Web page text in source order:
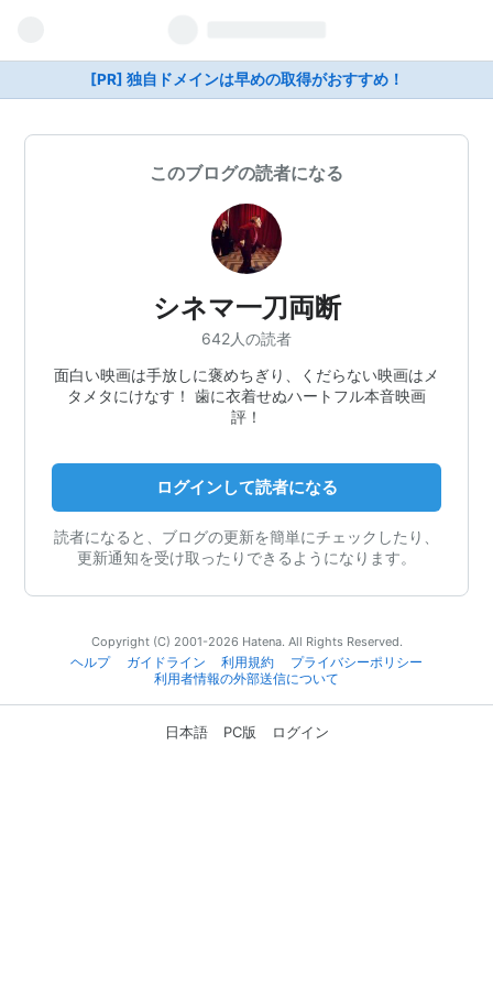
[PR] 独自ドメインは早めの取得がおすすめ！
このブログの読者になる
シネマ一刀両断
642人の読者
面白い映画は手放しに褒めちぎり、くだらない映画はメ
タメタにけなす！ 歯に衣着せぬハートフル本音映画
評！
ログインして読者になる
読者になると、ブログの更新を簡単にチェックしたり、
更新通知を受け取ったりできるようになります。
Copyright (C) 2001-2026 Hatena. All Rights Reserved.
ヘルプ
ガイドライン 利用規約
プライバシーポリシー
利用者情報の外部送信について
日本語 PC版 ログイン